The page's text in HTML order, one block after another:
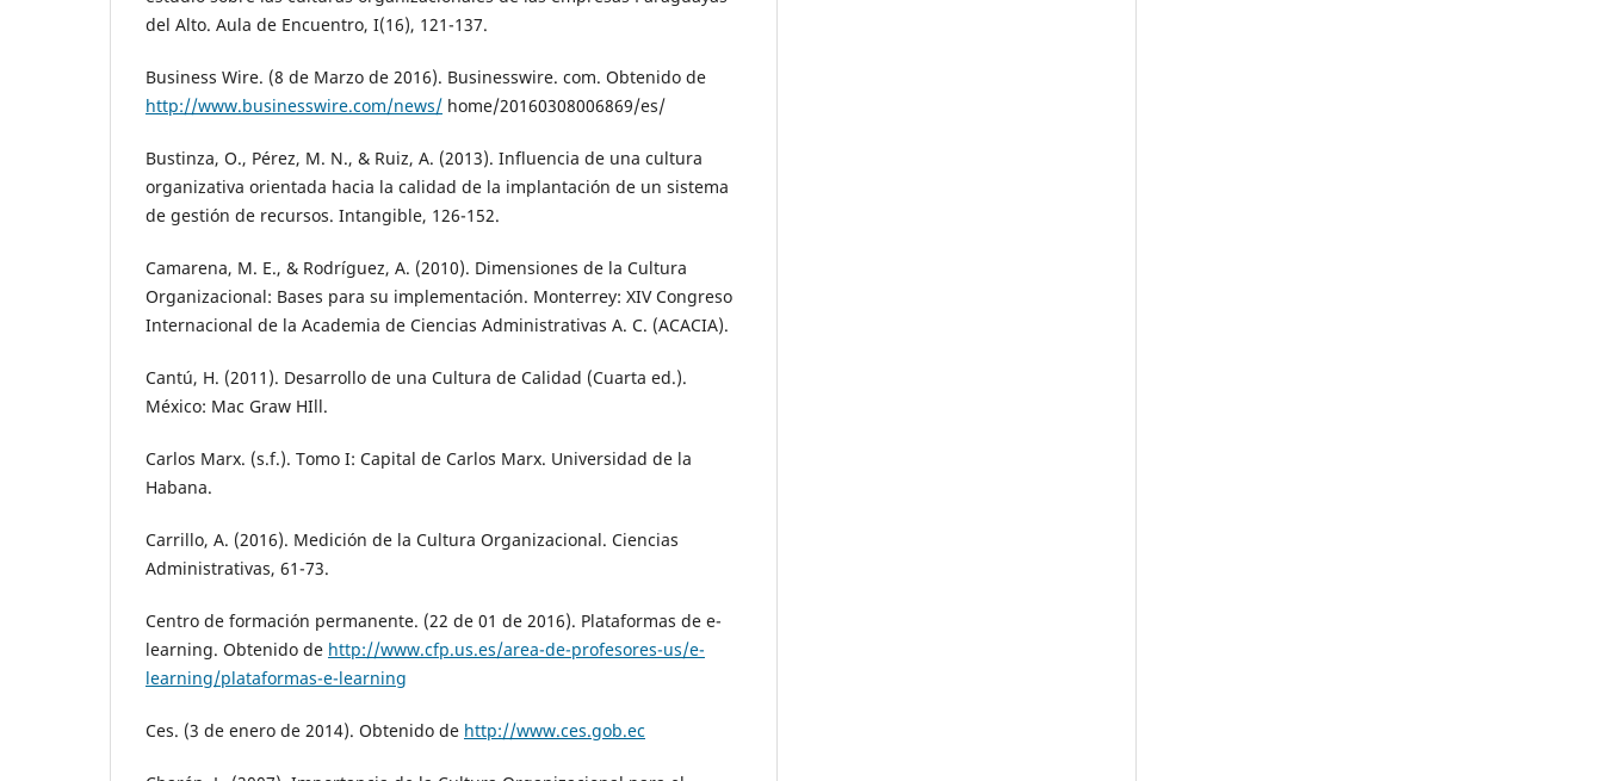
del Alto. Aula de Encuentro, I(16), 121-137.
Business Wire. (8 de Marzo de 2016). Businesswire. com. Obtenido de
http://www.businesswire.com/news/ home/20160308006869/es/
Bustinza, O., Pérez, M. N., & Ruiz, A. (2013). Influencia de una cultura
organizativa orientada hacia la calidad de la implantación de un sistema
de gestión de recursos. Intangible, 126-152.
Camarena, M. E., & Rodríguez, A. (2010). Dimensiones de la Cultura
Organizacional: Bases para su implementación. Monterrey: XIV Congreso
Internacional de la Academia de Ciencias Administrativas A. C. (ACACIA).
Cantú, H. (2011). Desarrollo de una Cultura de Calidad (Cuarta ed.).
México: Mac Graw HIll.
Carlos Marx. (s.f.). Tomo I: Capital de Carlos Marx. Universidad de la
Habana.
Carrillo, A. (2016). Medición de la Cultura Organizacional. Ciencias
Administrativas, 61-73.
Centro de formación permanente. (22 de 01 de 2016). Plataformas de e-
learning. Obtenido de http://www.cfp.us.es/area-de-profesores-us/e-
learning/plataformas-e-learning
Ces. (3 de enero de 2014). Obtenido de http://www.ces.gob.ec